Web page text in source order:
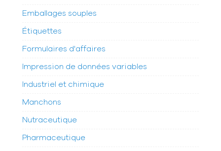
Emballages souples
Étiquettes
Formulaires d'affaires
Impression de données variables
Industriel et chimique
Manchons
Nutraceutique
Pharmaceutique